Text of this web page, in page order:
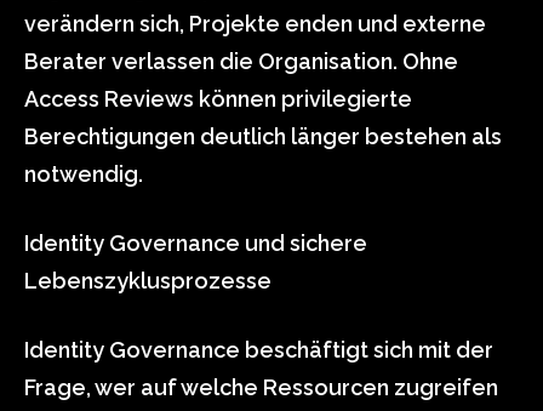
verändern sich, Projekte enden und externe
Berater verlassen die Organisation. Ohne
Access Reviews können privilegierte
Berechtigungen deutlich länger bestehen als
notwendig.
Identity Governance und sichere
Lebenszyklusprozesse
Identity Governance beschäftigt sich mit der
Frage, wer auf welche Ressourcen zugreifen